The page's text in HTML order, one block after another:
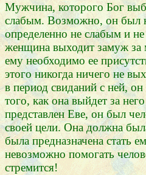
Мужчина, которого Бог
слабым. Возможно, он был
определенно не слабым и
женщина выходит замуж за
ему необходимо ее
этого никогда ничего не
в период свиданий с ней,
того, как она выйдет за
представлен Еве, он был
своей цели. Она должна
была предназначена стать
невозможно помогать
стремится!